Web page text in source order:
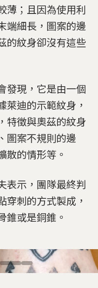
薄；且因為使用利
端細長，圖案的邊
的紋身卻沒有這些
發現，它是由一個
萊迪的示範紋身，
特徵與奧茲的紋身
圖案不規則的邊
散的情形等。
表示，團隊最終判
穿刺的方式製成，
錐或是銅錐。